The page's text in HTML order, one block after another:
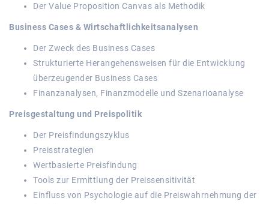
Der Value Proposition Canvas als Methodik
Business Cases & Wirtschaftlichkeitsanalysen
Der Zweck des Business Cases
Strukturierte Herangehensweisen für die Entwicklung
überzeugender Business Cases
Finanzanalysen, Finanzmodelle und Szenarioanalyse
Preisgestaltung und Preispolitik
Der Preisfindungszyklus
Preisstrategien
Wertbasierte Preisfindung
Tools zur Ermittlung der Preissensitivität
Einfluss von Psychologie auf die Preiswahrnehmung der